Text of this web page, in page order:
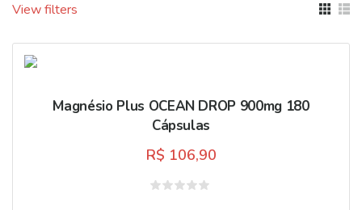
View filters
Magnésio Plus OCEAN DROP 900mg 180
Cápsulas
R$ 106,90